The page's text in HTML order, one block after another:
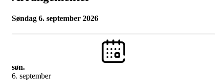
søndag 6. september 2026
søn.
6. september